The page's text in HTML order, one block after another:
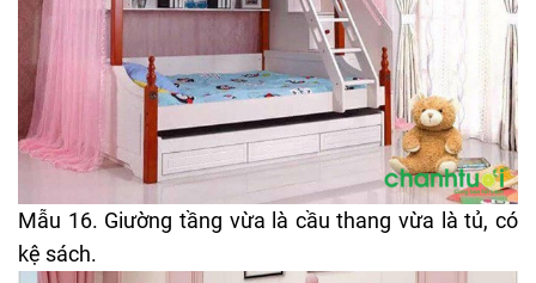
Mẫu 16. Giường tầng vừa là cầu thang vừa là tủ, có
kệ sách.